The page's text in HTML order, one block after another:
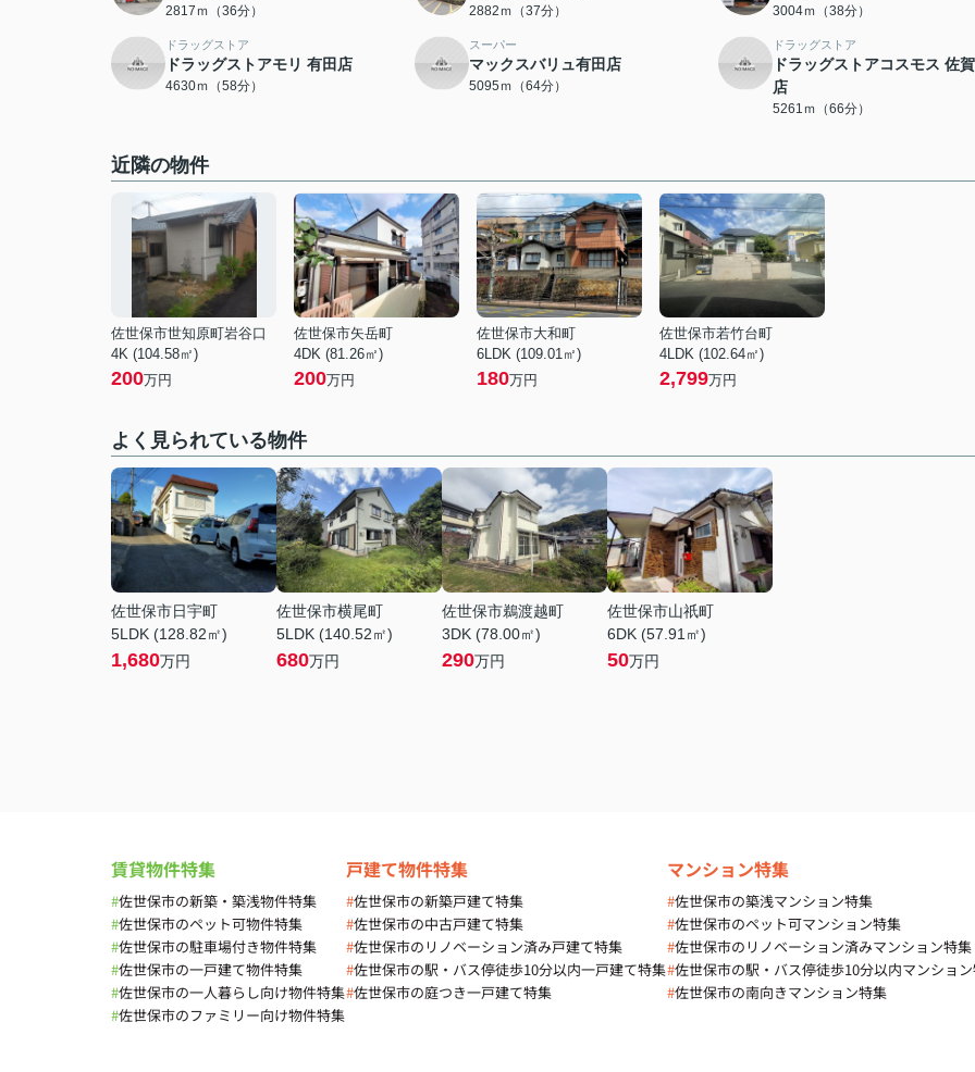
2817ｍ（36分） 2882ｍ（37分） 3004ｍ（38分）
ドラッグストア
ドラッグストアモリ 有田店
4630ｍ（58分）
スーパー
マックスバリュ有田店
5095ｍ（64分）
ドラッグストア
ドラッグストアコスモス 佐
店
5261ｍ（66分）
近隣の物件
佐世保市世知原町岩谷口
4K (104.58㎡)
200万円
佐世保市矢岳町
4DK (81.26㎡)
200万円
佐世保市大和町
6LDK (109.01㎡)
180万円
佐世保市若竹台町
4LDK (102.64㎡)
2,799万円
よく見られている物件
佐世保市日宇町
5LDK (128.82㎡)
1,680万円
佐世保市横尾町
5LDK (140.52㎡)
680万円
佐世保市鵜渡越町
3DK (78.00㎡)
290万円
佐世保市山祇町
6DK (57.91㎡)
50万円
賃貸物件特集
#佐世保市の新築・築浅物件特集
#佐世保市のペット可物件特集
#佐世保市の駐車場付き物件特集
#佐世保市の一戸建て物件特集
#佐世保市の一人暮らし向け物件特集
#佐世保市のファミリー向け物件特集
戸建て物件特集
#佐世保市の新築戸建て特集
#佐世保市の中古戸建て特集
#佐世保市のリノベーション済み戸建て特集
#佐世保市の駅・バス停徒歩10分以内一戸建て特集
#佐世保市の庭つき一戸建て特集
マンション特集
#佐世保市の築浅マンション特集
#佐世保市のペット可マンション特集
#佐世保市のリノベーション済みマンション特集
#佐世保市の駅・バス停徒歩10分以内マンショ
#佐世保市の南向きマンション特集